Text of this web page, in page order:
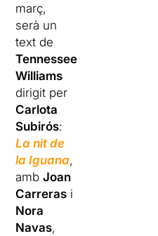
març,
serà un
text de
Tennessee
Williams
dirigit per
Carlota
Subirós:
La nit de
la Iguana,
ambJoan
Carreras i
Nora
Navas,